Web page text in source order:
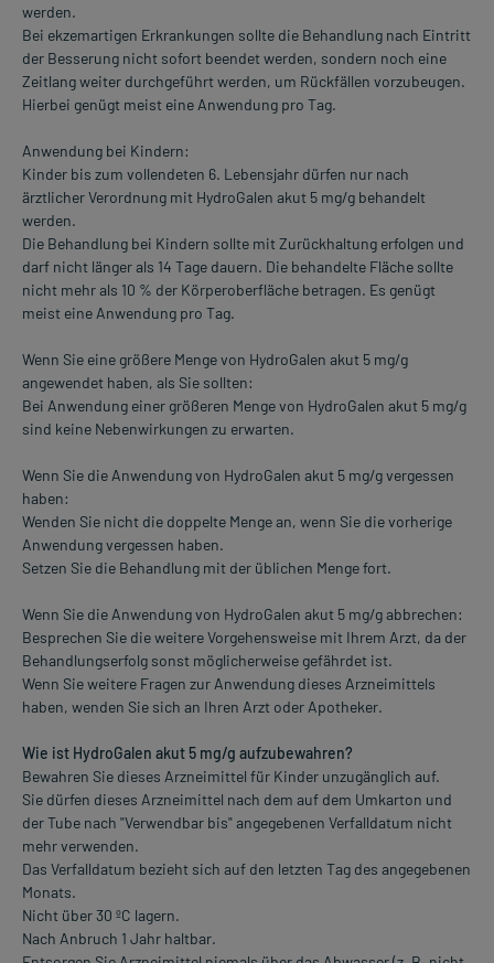
werden.
Bei ekzemartigen Erkrankungen sollte die Behandlung nach Eintritt
der Besserung nicht sofort beendet werden, sondern noch eine
Zeitlang weiter durchgeführt werden, um Rückfällen vorzubeugen.
Hierbei genügt meist eine Anwendung pro Tag.
Anwendung bei Kindern:
Kinder bis zum vollendeten 6. Lebensjahr dürfen nur nach
ärztlicher Verordnung mit HydroGalen akut 5 mg/g behandelt
werden.
Die Behandlung bei Kindern sollte mit Zurückhaltung erfolgen und
darf nicht länger als 14 Tage dauern. Die behandelte Fläche sollte
nicht mehr als 10 % der Körperoberfläche betragen. Es genügt
meist eine Anwendung pro Tag.
Wenn Sie eine größere Menge von HydroGalen akut 5 mg/g
angewendet haben, als Sie sollten:
Bei Anwendung einer größeren Menge von HydroGalen akut 5 mg/g
sind keine Nebenwirkungen zu erwarten.
Wenn Sie die Anwendung von HydroGalen akut 5 mg/g vergessen
haben:
Wenden Sie nicht die doppelte Menge an, wenn Sie die vorherige
Anwendung vergessen haben.
Setzen Sie die Behandlung mit der üblichen Menge fort.
Wenn Sie die Anwendung von HydroGalen akut 5 mg/g abbrechen:
Besprechen Sie die weitere Vorgehensweise mit Ihrem Arzt, da der
Behandlungserfolg sonst möglicherweise gefährdet ist.
Wenn Sie weitere Fragen zur Anwendung dieses Arzneimittels
haben, wenden Sie sich an Ihren Arzt oder Apotheker.
Wie ist HydroGalen akut 5 mg/g aufzubewahren?
Bewahren Sie dieses Arzneimittel für Kinder unzugänglich auf.
Sie dürfen dieses Arzneimittel nach dem auf dem Umkarton und
der Tube nach "Verwendbar bis" angegebenen Verfalldatum nicht
mehr verwenden.
Das Verfalldatum bezieht sich auf den letzten Tag des angegebenen
Monats.
Nicht über 30 ºC lagern.
Nach Anbruch 1 Jahr haltbar.